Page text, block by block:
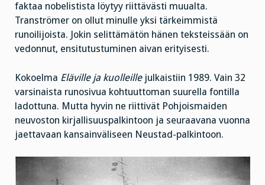
faktaa nobelistista löytyy riittävästi muualta.
Tranströmer on ollut minulle yksi tärkeimmistä
runoilijoista. Jokin selittämätön hänen teksteissään on
vedonnut, ensitutustuminen aivan erityisesti.
Kokoelma Eläville ja kuolleillejulkaistiin 1989. Vain 32
varsinaista runosivua kohtuuttoman suurella fontilla
ladottuna. Mutta hyvin ne riittivät Pohjoismaiden
neuvoston kirjallisuuspalkintoon ja seuraavana vuonna
jaettavaan kansainväliseen Neustad-palkintoon.